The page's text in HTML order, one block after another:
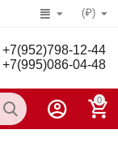
(₽)
+7(952)798-12-44
+7(995)086-04-48
0